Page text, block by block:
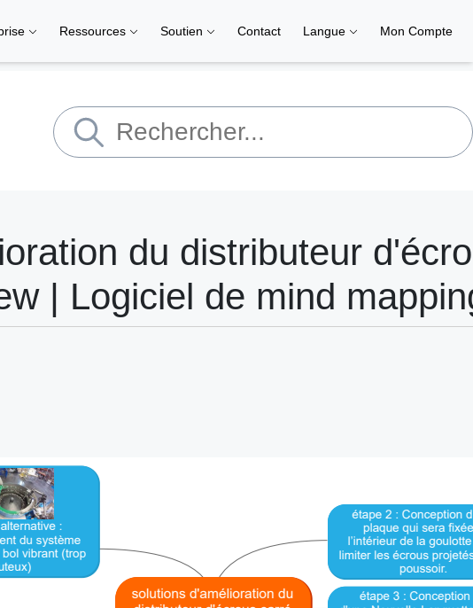
Ressources Soutien Contact Langue Mon Compte
du distributeur
| Logiciel de mind